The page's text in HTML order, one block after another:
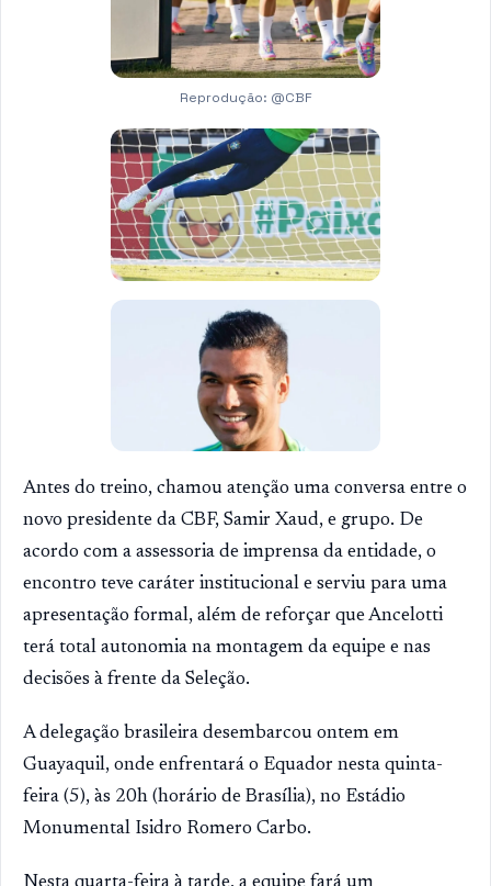
Reprodução: @CBF
Antes do treino, chamou atenção uma conversa entre o
novo presidente da CBF, Samir Xaud, e grupo. De
acordo com a assessoria de imprensa da entidade, o
encontro teve caráter institucional e serviu para uma
apresentação formal, além de reforçar que Ancelotti
terá total autonomia na montagem da equipe e nas
decisões à frente da Seleção.
A delegação brasileira desembarcou ontem em
Guayaquil, onde enfrentará o Equador nesta quinta-
feira (5), às 20h (horário de Brasília), no Estádio
Monumental Isidro Romero Carbo.